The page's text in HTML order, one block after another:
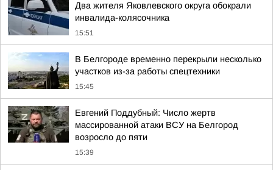
Два жителя Яковлевского округа обокрали
инвалида-колясочника
15:51
В Белгороде временно перекрыли несколько
участков из-за работы спецтехники
15:45
Евгений Поддубный: Число жертв
массированной атаки ВСУ на Белгород
возросло до пяти
15:39